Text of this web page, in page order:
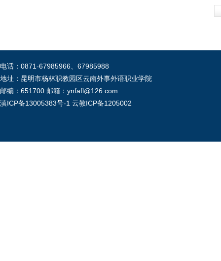
电话：0871-67985966、67985988
地址：昆明市杨林职教园区云南外事外语职业学院
邮编：651700 邮箱：ynfafl@126.com
滇ICP备13005383号-1 云教ICP备1205002